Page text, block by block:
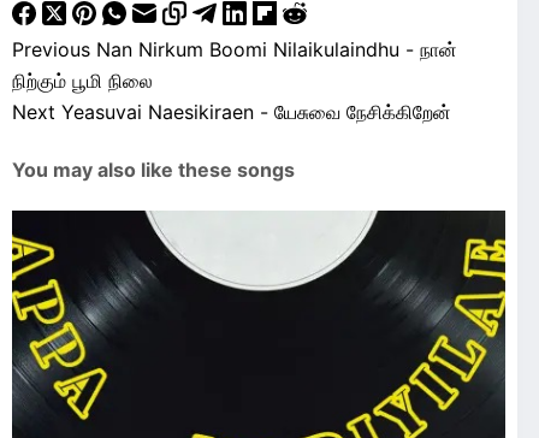
Previous Nan Nirkum Boomi Nilaikulaindhu - நான்
நிற்கும் பூமி நிலை
Next Yeasuvai Naesikiraen - யேசுவை நேசிக்கிறேன்
You may also like these songs